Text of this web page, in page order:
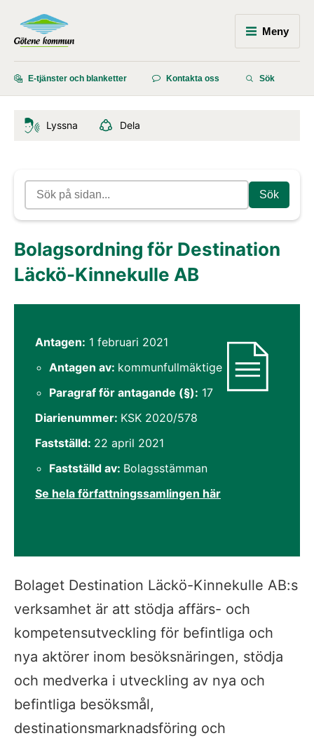
Meny
E-tjänster och blanketter Kontakta oss Sök
Lyssna Dela
Sök
Bolagsordning för Destination
Läckö-Kinnekulle AB
Dokumentinformation
Antagen: 1 februari 2021
Antagen av: kommunfullmäktige
Paragraf för antagande (§): 17
Diarienummer: KSK 2020/578
Fastställd: 22 april 2021
Fastställd av: Bolagsstämman
Se hela författningssamlingen här
Bolaget Destination Läckö-Kinnekulle AB:s
verksamhet är att stödja affärs- och
kompetensutveckling för befintliga och
nya aktörer inom besöksnäringen, stödja
och medverka i utveckling av nya och
befintliga besöksmål,
destinationsmarknadsföring och